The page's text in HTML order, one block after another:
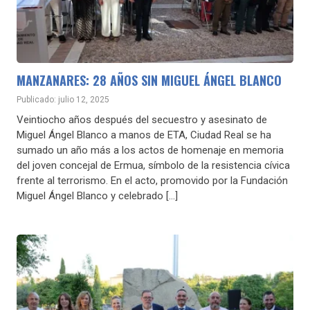
MANZANARES: 28 AÑOS SIN MIGUEL ÁNGEL BLANCO
Publicado: julio 12, 2025
Veintiocho años después del secuestro y asesinato de
Miguel Ángel Blanco a manos de ETA, Ciudad Real se ha
sumado un año más a los actos de homenaje en memoria
del joven concejal de Ermua, símbolo de la resistencia cívica
frente al terrorismo. En el acto, promovido por la Fundación
Miguel Ángel Blanco y celebrado […]